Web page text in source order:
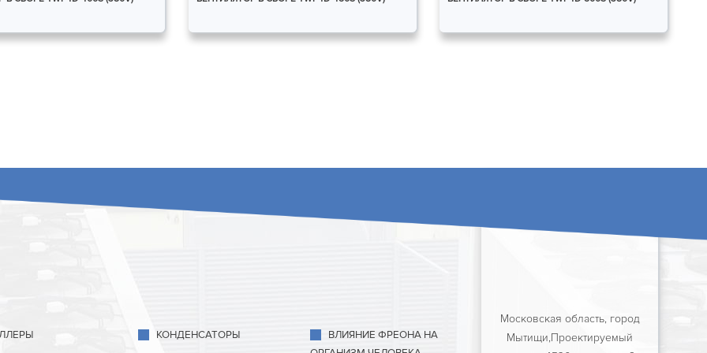
КОНДЕНСАТОРЫ
ВЛИЯНИЕ ФРЕОНА НА
Московская область, город
Мытищи,Проектируемый